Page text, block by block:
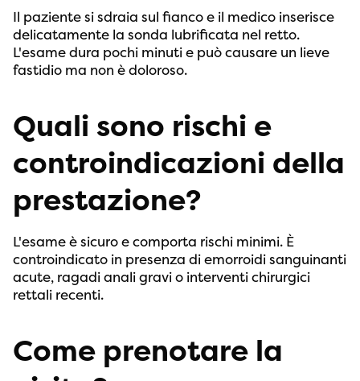
Il paziente si sdraia sul fianco e il medico inserisce
delicatamente la sonda lubrificata nel retto.
L'esame dura pochi minuti e può causare un lieve
fastidio ma non è doloroso.
Quali sono rischi e
controindicazioni della
prestazione?
L'esame è sicuro e comporta rischi minimi. È
controindicato in presenza di emorroidi sanguinanti
acute, ragadi anali gravi o interventi chirurgici
rettali recenti.
Come prenotare la